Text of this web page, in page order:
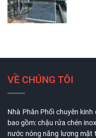
VỀ CHÚNG TÔI
Nhà Phân Phối chuyên
bao gồm: chậu rửa chén
nước nóng năng lượng mặt